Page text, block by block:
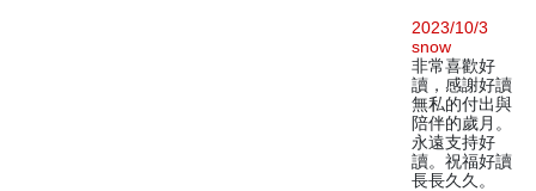
2023/10/3
snow
非常喜歡好
讀，感謝好讀
無私的付出與
陪伴的歲月。
永遠支持好
讀。祝福好讀
長長久久。